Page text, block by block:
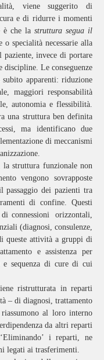
viene suggerito di
e di ridurre i momenti
è che la struttura segua il
specialità necessarie alla
invece di portare
discipline. Le conseguenze
subito apparenti: riduzione
maggiori responsabilità
autonomia e flessibilità.
una struttura ben definita
ma identificano due
di meccanismi
struttura funzionale non
vengono sovrapposte
passaggio dei pazienti tra
di confine. Questi
connessioni orizzontali,
(diagnosi, consulenze,
queste attività a gruppi di
e assistenza per
sequenza di cure di cui
ristrutturata in reparti
– di diagnosi, trattamento
al loro interno
da altri reparti
i reparti, ne
legati ai trasferimenti.